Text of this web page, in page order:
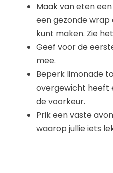
Maak van eten
een gezonde
kunt maken. Zie
Geef voor de
mee.
Beperk limonade
overgewicht heeft
de voorkeur.
Prik een vaste
waarop jullie iets